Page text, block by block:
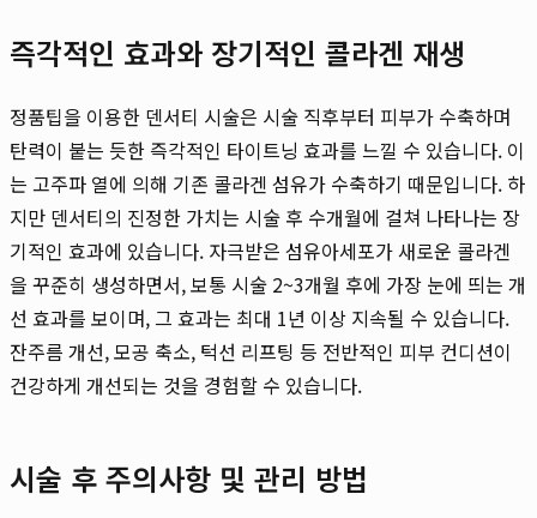
즉각적인 효과와 장기적인 콜라겐 재생
정품팁을 이용한 덴서티 시술은 시술 직후부터 피부가 수축하며
탄력이 붙는 듯한 즉각적인 타이트닝 효과를 느낄 수 있습니다. 이
는 고주파 열에 의해 기존 콜라겐 섬유가 수축하기 때문입니다. 하
지만 덴서티의 진정한 가치는 시술 후 수개월에 걸쳐 나타나는 장
기적인 효과에 있습니다. 자극받은 섬유아세포가 새로운 콜라겐
을 꾸준히 생성하면서, 보통 시술 2~3개월 후에 가장 눈에 띄는 개
선 효과를 보이며, 그 효과는 최대 1년 이상 지속될 수 있습니다.
잔주름 개선, 모공 축소, 턱선 리프팅 등 전반적인 피부 컨디션이
건강하게 개선되는 것을 경험할 수 있습니다.
시술 후 주의사항 및 관리 방법